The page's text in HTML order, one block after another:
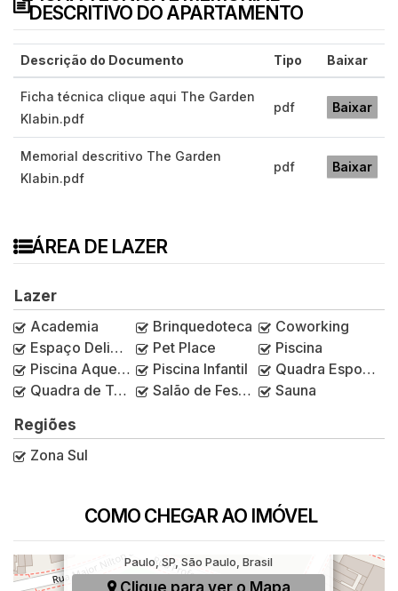
DESCRITIVO DO APARTAMENTO
Descrição do Documento Tipo Baixar
Ficha técnica clique aqui The Garden
Klabin.pdf
pdf Baixar
Memorial descritivo The Garden
Klabin.pdf
pdf Baixar
ÁREA DE LAZER
Lazer
Academia
Brinquedoteca
Coworking
Espaço Delivery
Pet Place
Piscina
Piscina Aquecida
Piscina Infantil
Quadra Esportiva
Quadra de Tênis
Salão de Festas
Sauna
Regiões
Zona Sul
COMO CHEGAR AO IMÓVEL
Rua Charles Astor, 33, Jardim Aurélia, São
Paulo, SP, São Paulo, Brasil